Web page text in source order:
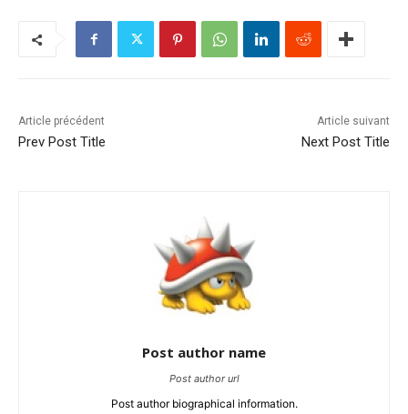
Article précédent
Prev Post Title
Article suivant
Next Post Title
Post author name
Post author url
Post author biographical information.